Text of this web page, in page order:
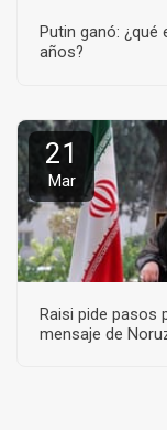
Putin ganó:
años?
21
Mar
Raisi pide pasos
mensaje de